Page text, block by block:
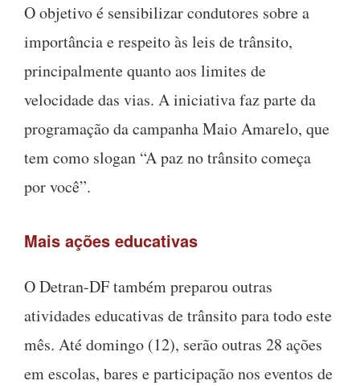
O objetivo é sensibilizar condutores sobre a
importância e respeito às leis de trânsito,
principalmente quanto aos limites de
velocidade das vias. A iniciativa faz parte da
programação da campanha Maio Amarelo, que
tem como slogan “A paz no trânsito começa
por você”.
Mais ações educativas
O Detran-DF também preparou outras
atividades educativas de trânsito para todo este
mês. Até domingo (12), serão outras 28 ações
em escolas, bares e participação nos eventos de